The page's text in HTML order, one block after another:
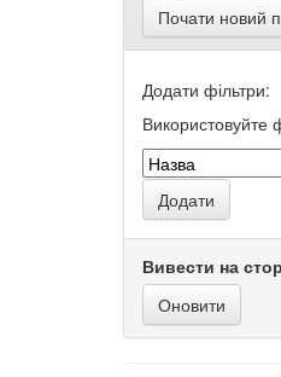
Почати новий
Додати фільтри:
Використовуйте
Вивести на